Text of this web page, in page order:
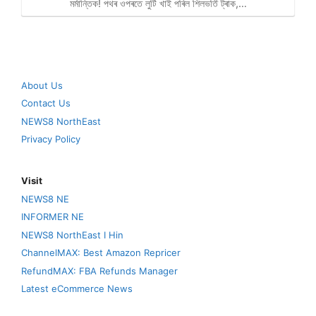
মৰ্মান্তিক! পথৰ ওপৰতে লুটি খাই পৰিল শিলভৰ্তি ট্ৰাক,…
About Us
Contact Us
NEWS8 NorthEast
Privacy Policy
Visit
NEWS8 NE
INFORMER NE
NEWS8 NorthEast I Hin
ChannelMAX: Best Amazon Repricer
RefundMAX: FBA Refunds Manager
Latest eCommerce News